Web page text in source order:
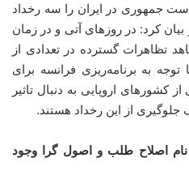
جمهوری در ایران را سه رخداد
کرد: در روزهای آتی و در زمان
تظاهرات‌ گسترده در تعدادی از
به برنامه‌ریزی فرانسه برای
کشورهای اروپایی به دنبال تاثیر
جلوگیری از این رخداد هستند.
نام اصلاح طلب و اصول گرا وجود